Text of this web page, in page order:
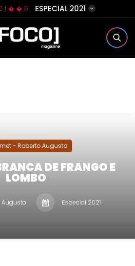
ESPECIAL 2021
Home
Contato
- Roberto Augusto
DE FRANGO E
LOMBO
Augusto Especial 2021